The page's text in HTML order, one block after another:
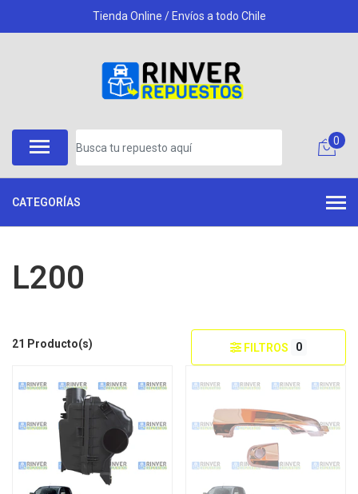
Tienda Online / Envíos a todo Chile
0
CATEGORÍAS
L200
21 Producto(s) FILTROS 0